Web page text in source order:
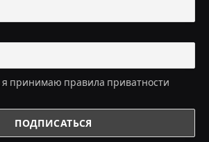
я принимаю правила приватности